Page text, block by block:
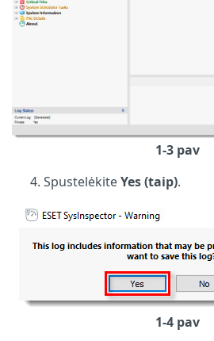
1-3 pav
SpustelėkiteYes (taip).
1-4 pav